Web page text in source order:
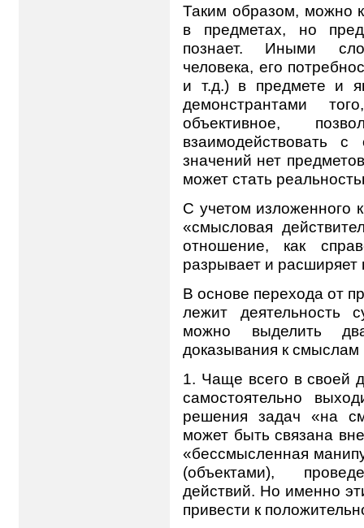
Таким образом, можно
в предметах, но
познает. Иными
человека, его
и т.д.) в предмете и
демонстрантами
объективное,
взаимодействовать
значений нет
может стать
С учетом изложенного
«смысловая
отношение, как
разрывает и расширяет
В основе перехода от
лежит деятельность
можно выделить
доказывания к смыслам
1. Чаще всего в своей
самостоятельно
решения задач «на
может быть связана
«бессмысленная
(объектами),
действий. Но именно
привести к